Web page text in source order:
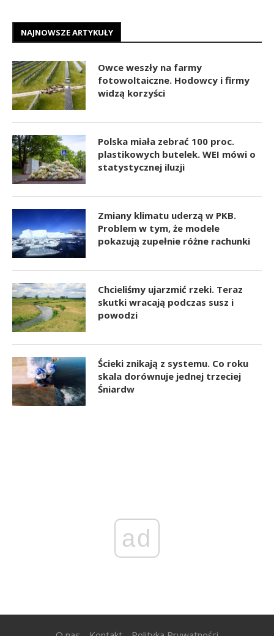
NAJNOWSZE ARTYKUŁY
Owce weszły na farmy
fotowoltaiczne. Hodowcy i firmy
widzą korzyści
Polska miała zebrać 100 proc.
plastikowych butelek. WEI mówi o
statystycznej iluzji
Zmiany klimatu uderzą w PKB.
Problem w tym, że modele
pokazują zupełnie różne rachunki
Chcieliśmy ujarzmić rzeki. Teraz
skutki wracają podczas susz i
powodzi
Ścieki znikają z systemu. Co roku
skala dorównuje jednej trzeciej
Śniardw
ad